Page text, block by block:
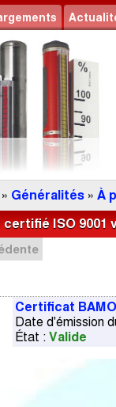
» Généralités » À
certifié ISO 9001
Certificat
Date d'émission
État : Valide